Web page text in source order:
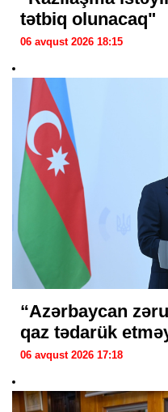
tətbiq olunacaq"
06 avqust 2026 18:15
“Azərbaycan
qaz tədarük
06 avqust 2026 17:18